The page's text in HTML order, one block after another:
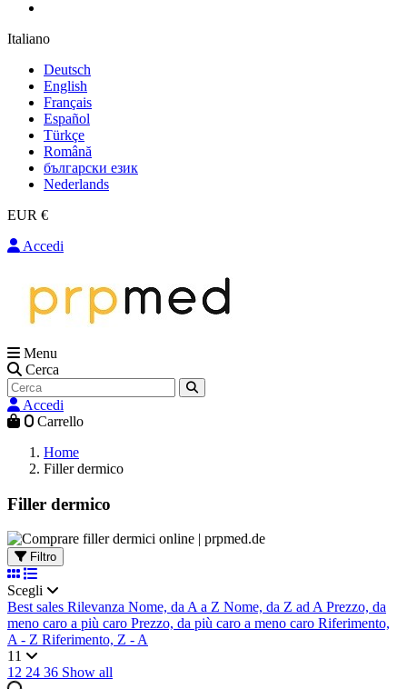
Italiano
Deutsch
English
Français
Español
Türkçe
Română
български език
Nederlands
EUR €
Accedi
Menu
Cerca
Accedi
0 Carrello
Home
Filler dermico
Filler dermico
Filtro
Scegli
Best sales Rilevanza Nome, da A a Z Nome, da Z ad APrezzo, da
meno caro a più caro Prezzo, da più caro a meno caro Riferimento,
A - Z Riferimento, Z - A
11
12 24 36 Show all